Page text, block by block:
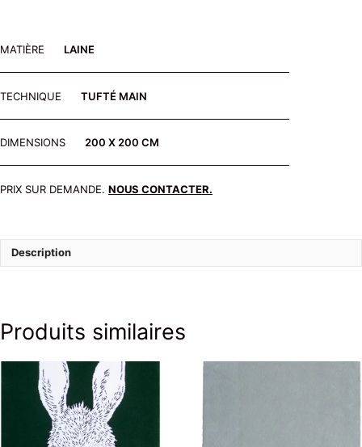
MATIÈRE LAINE
TECHNIQUE TUFTÉ MAIN
DIMENSIONS 200 X 200 CM
PRIX SUR DEMANDE. NOUS CONTACTER.
Description
Produits similaires